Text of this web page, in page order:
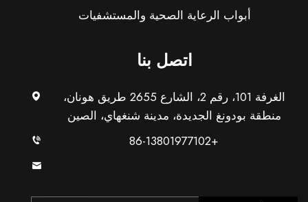
أبواب الرعاية الصحية والمستشفيات
اتصل بنا
الغرفة 101، رقم 2، الشارع 2655 طريق هونان،
منطقة بودونغ الجديدة، مدينة شنغهاي، الصين
+86-13801977102